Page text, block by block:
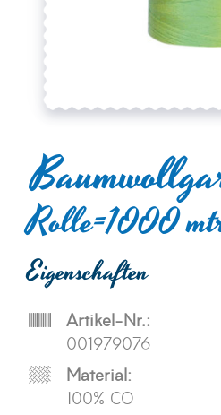
Rolle=1000
Eigenschaften
Artikel-Nr.:
001979076
Material:
100% CO